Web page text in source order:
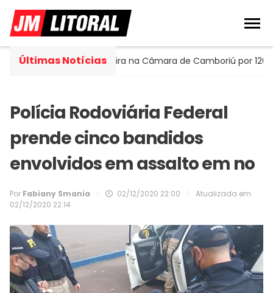
Últimas Notícias
assume cadeira na Câmara de Camboriú por 120 dias
Polícia Rodoviária Federal
prende cinco bandidos
envolvidos em assalto em no
Por Fabiany Smania 02/12/2020 22:00
Atualizada em
02/12/2020 22:14